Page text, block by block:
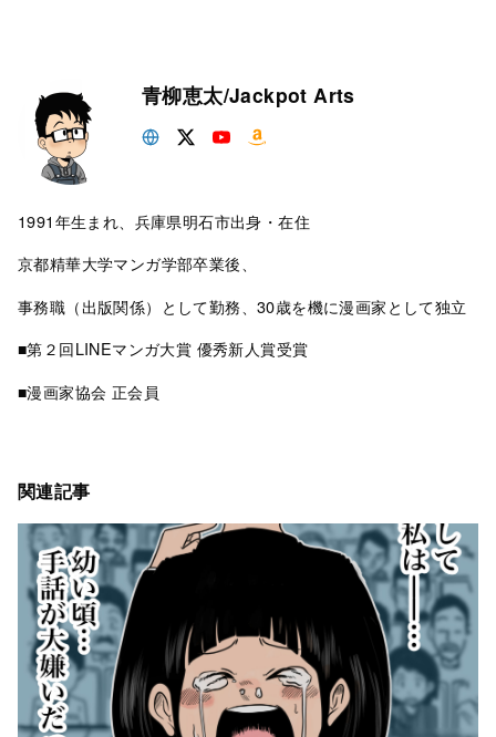
青柳恵太/Jackpot Arts
1991年生まれ、兵庫県明石市出身・在住
京都精華大学マンガ学部卒業後、
事務職（出版関係）として勤務、30歳を機に漫画家として独立
■第２回LINEマンガ大賞 優秀新人賞受賞
■漫画家協会 正会員
関連記事